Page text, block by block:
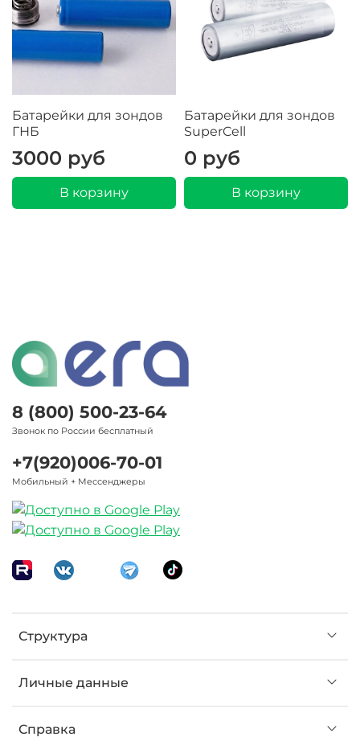
Батарейки для зондов
ГНБ
3000 руб
В корзину
Батарейки для зондов
SuperCell
0 руб
В корзину
Структура
Личные данные
Справка
8 (800) 500-23-64
Звонок по России бесплатный
+7(920)006-70-01
Мобильный + Мессенджеры